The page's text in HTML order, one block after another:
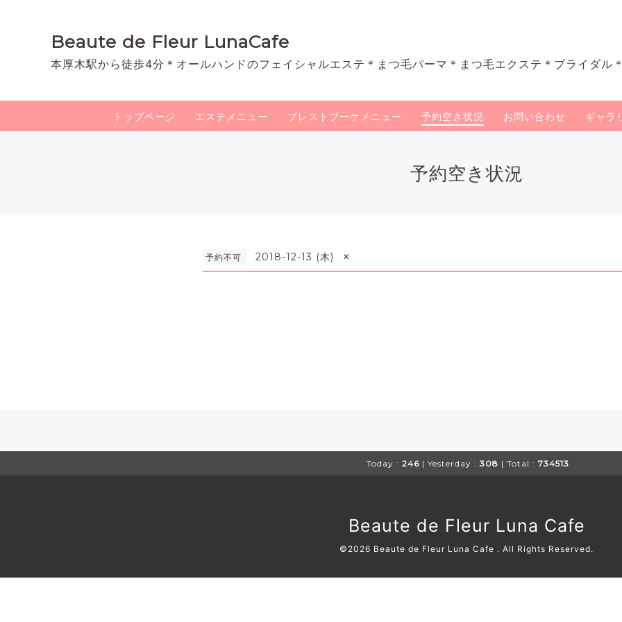
Beaute de Fleur LunaCafe
本厚木駅から徒歩4分＊オールハンドのフェイシャルエステ＊まつ毛パーマ＊まつ毛エクステ＊ブライダル
トップページ エステメニュー プレストブーケメニュー 予約空き状況 お問い合わせ ギャラ
予約空き状況
予約不可 2018-12-13 (木) ×
Today : 246 | Yesterday : 308 | Total : 734513
Beaute de Fleur Luna Cafe
©2026 Beaute de Fleur Luna Cafe . All Rights Reserved.